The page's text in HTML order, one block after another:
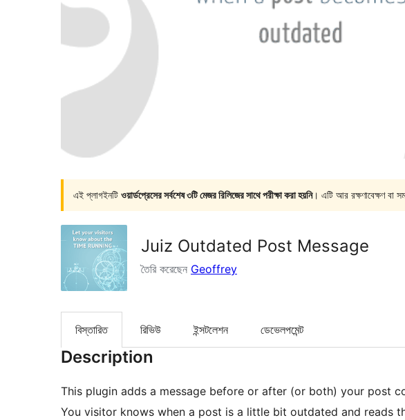
এই প্লাগইনটি ওয়ার্ডপ্রেসের সর্বশেষ ৩টি মেজর রিলিজের সাথে পরীক্ষা করা হয়নি। এটি আর রক্ষণাবেক্ষণ বা
Juiz Outdated Post Message
তৈরি করেছেন Geoffrey
বিস্তারিত রিভিউ ইন্সটলেশন ডেভেলপমেন্ট
Description
This plugin adds a message before or after (or both) your post
You visitor knows when a post is a little bit outdated and reads